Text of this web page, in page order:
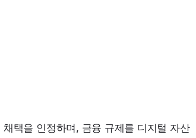
택을 인정하며, 금융 규제를 디지털 자산